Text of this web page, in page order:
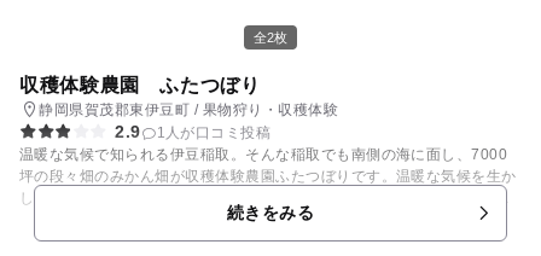
全2枚
収穫体験農園 ふたつぼり
静岡県賀茂郡東伊豆町 / 果物狩り・収穫体験
2.9
1人が口コミ投稿
温暖な気候で知られる伊豆稲取。そんな稲取でも南側の海に面し、7000
坪の段々畑のみかん畑が収穫体験農園ふたつぼりです。温暖な気候を生か
し、みかん狩りが出来る種類は約16種類！1月～5月には、2～3種類のみ
かんを一緒に味わえます。 みかん狩り以外にも、収穫したてのみかんを使
っての生ジュース搾り体験や、オリジナルジャム作りも体験できます。お
続きをみる